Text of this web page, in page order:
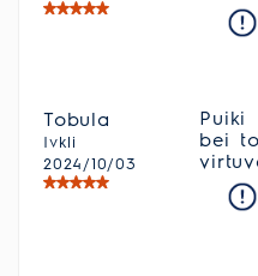
Tobula
Ivkli
2024/10/03
bei